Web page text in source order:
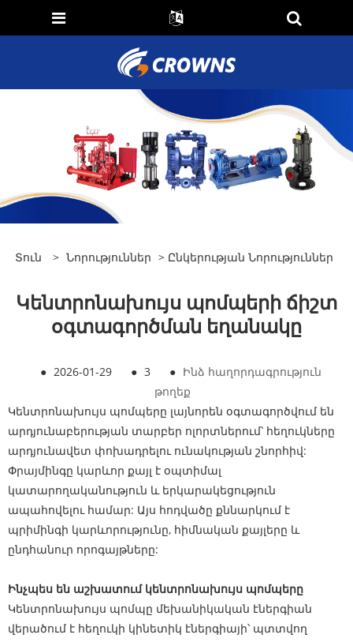
Տուն > Նորություններ > Ընկերության Նորություններ
Կենտրոնախույս պոմպերի ճիշտ
օգտագործման եղանակը
● 2026-01-29 ● 3 ● Ինձ հաղորդագրություն
թողեք
Կենտրոնախույս պոմպերը լայնորեն օգտագործվում են
արդյունաբերության տարբեր ոլորտներում՝ հեղուկները
արդյունավետ փոխադրելու ունակության շնորհիվ:
Փրայմինգը կարևոր քայլ է օպտիմալ
կատարողականություն և երկարակեցություն
ապահովելու համար: Այս հոդվածը քննարկում է
պրիմինգի կարևորությունը, հիմնական քայլերը և
ընդհանուր որոգայթները:
Ինչպես են աշխատում կենտրոնախույս պոմպերը
Կենտրոնախույս պոմպը մեխանիկական էներգիան
վերածում է հեղուկի կինետիկ էներգիայի՝ պտտվող